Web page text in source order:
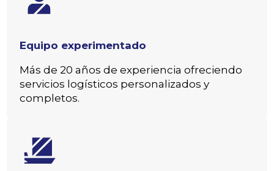
Equipo experimentado
Más de 20 años de experiencia ofreciendo
servicios logísticos personalizados y
completos.